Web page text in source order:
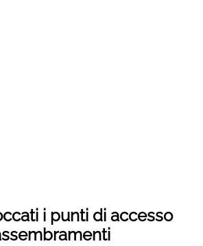
i punti di accesso